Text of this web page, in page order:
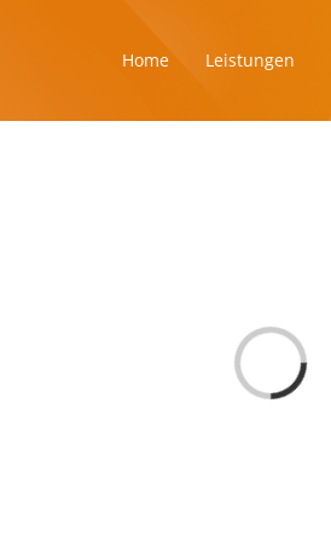
Home Leistungen
Loading...